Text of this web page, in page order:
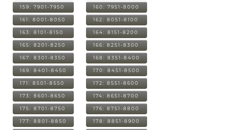
159: 7901-7950 160: 7951-8000
161: 8001-8050 162: 8051-8100
163: 8101-8150 164: 8151-8200
165: 8201-8250 166: 8251-8300
167: 8301-8350 168: 8351-8400
169: 8401-8450 170: 8451-8500
171: 8501-8550 172: 8551-8600
173: 8601-8650 174: 8651-8700
175: 8701-8750 176: 8751-8800
177: 8801-8850 178: 8851-8900